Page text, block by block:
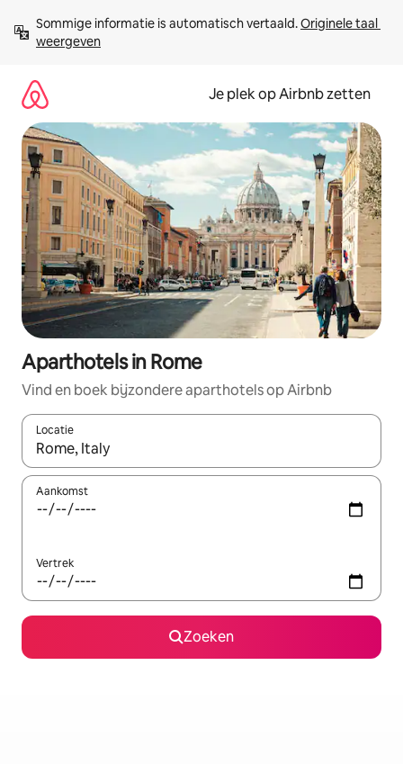
direct
naar
Sommige informatie is automatisch vertaald. Originele taal
weergeven
Je plek op Airbnb zetten
Aparthotels in Rome
Vind en boek bijzondere aparthotels op Airbnb
Locatie
Wanneer er resultaten beschikbaar zijn, maak je een keuze
Aankomst
Vertrek
Zoeken